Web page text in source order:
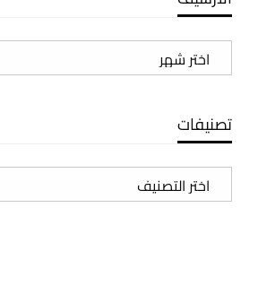
الأرشيف
تصنيفات
تصنيفات